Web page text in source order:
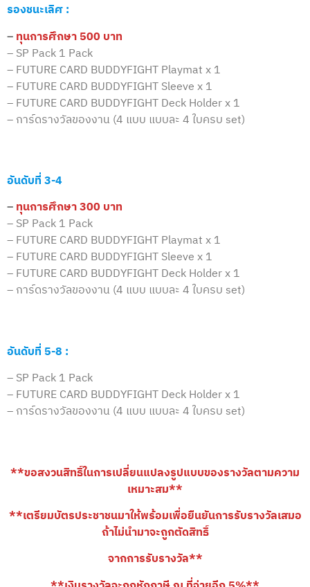
รองชนะเลิศ :
–ทุนการศึกษา 500 บาท
– SP Pack 1 Pack
– FUTURE CARD BUDDYFIGHT Playmat x 1
– FUTURE CARD BUDDYFIGHT Sleeve x 1
– FUTURE CARD BUDDYFIGHT Deck Holder x 1
– การ์ดรางวัลของงาน (4 แบบ แบบละ 4 ใบครบ set)
อันดับที่ 3-4
–ทุนการศึกษา 300 บาท
– SP Pack 1 Pack
– FUTURE CARD BUDDYFIGHT Playmat x 1
– FUTURE CARD BUDDYFIGHT Sleeve x 1
– FUTURE CARD BUDDYFIGHT Deck Holder x 1
– การ์ดรางวัลของงาน (4 แบบ แบบละ 4 ใบครบ set)
อันดับที่ 5-8 :
– SP Pack 1 Pack
– FUTURE CARD BUDDYFIGHT Deck Holder x 1
– การ์ดรางวัลของงาน (4 แบบ แบบละ 4 ใบครบ set)
**ขอสงวนสิทธิ์ในการเปลี่ยนแปลงรูปแบบของรางวัลตามความ
เหมาะสม**
**เตรียมบัตรประชาชนมาให้พร้อมเพื่อยืนยันการรับรางวัลเสมอ
ถ้าไม่นำมาจะถูกตัดสิทธิ์
จากการรับรางวัล**